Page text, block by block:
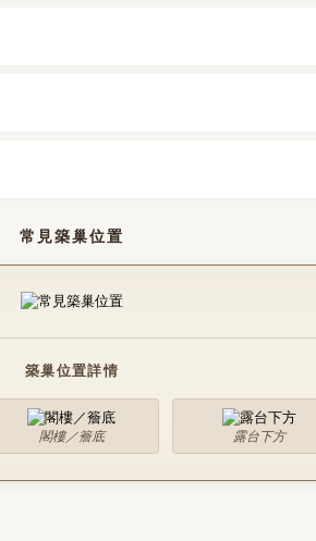
常見築巢位置
築巢位置詳情
閣樓／簷底 露台下方